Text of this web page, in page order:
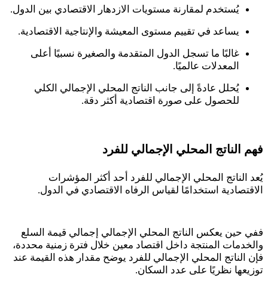
يُستخدم لمقارنة مستويات الازدهار الاقتصادي بين الدول.
يساعد في تقييم مستوى المعيشة والإنتاجية الاقتصادية.
غالبًا ما تسجل الدول المتقدمة والصغيرة نسبيًا أعلى
المعدلات عالميًا.
يُحلل عادةً إلى جانب الناتج المحلي الإجمالي الكلي
للحصول على صورة اقتصادية أكثر دقة.
فهم الناتج المحلي الإجمالي للفرد
يُعد الناتج المحلي الإجمالي للفرد أحد أكثر المؤشرات
الاقتصادية استخدامًا لقياس الرفاه الاقتصادي في الدول.
ففي حين يعكس الناتج المحلي الإجمالي إجمالي قيمة السلع
والخدمات المنتجة داخل اقتصاد معين خلال فترة زمنية محددة،
فإن الناتج المحلي الإجمالي للفرد يوضح مقدار هذه القيمة عند
توزيعها نظريًا على عدد السكان.